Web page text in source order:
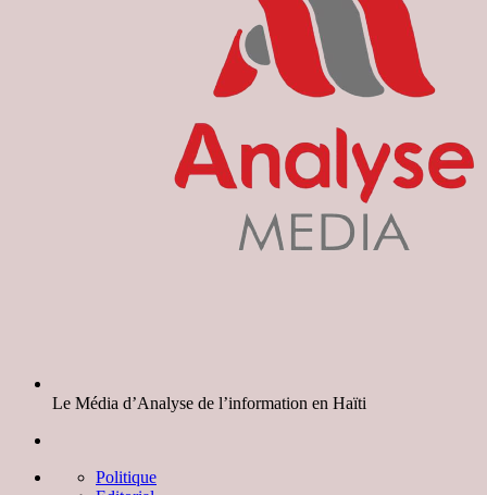
Le Média d’Analyse de l’information en Haïti
Politique